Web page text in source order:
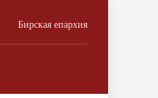
Бирская епархия